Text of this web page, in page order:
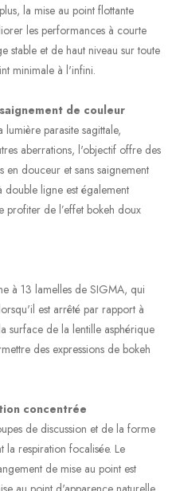
la mise au point flottante
les performances à courte
stable et de haut niveau sur toute
minimale à l'infini.
de couleur
parasite sagittale,
aberrations, l'objectif offre des
en douceur et sans saignement
ligne est également
profiter de l’effet bokeh doux
à 13 lamelles de SIGMA, qui
est arrêté par rapport à
surface de la lentille asphérique
des expressions de bokeh
concentrée
de discussion et de la forme
la respiration focalisée. Le
de mise au point est